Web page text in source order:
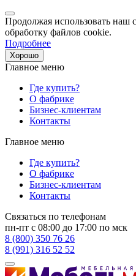
Продолжая использовать наш
обработку файлов cookie.
Подробнее
Хорошо
Главное меню
Где купить?
О фабрике
Бизнес-клиентам
Контакты
Главное меню
Где купить?
О фабрике
Бизнес-клиентам
Контакты
Связаться по телефонам
пн-пт с 08:00 до 17:00 по мск
8 (800) 350 76 26
8 (991) 316 52 52